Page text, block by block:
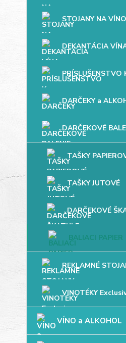
STOJANY NA VÍNO
DEKANTÁCIA
PRÍSLUŠENSTVO
DARČEKY a
DARČEKOVÉ
TAŠKY
TAŠKY JUTOVÉ
DARČEKOVÉ
BALIACI PAPIER
REKLAMNÉ
VINOTÉKY
VÍNO a ALKOHOL